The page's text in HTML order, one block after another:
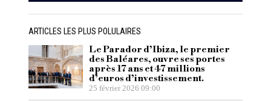
ARTICLES LES PLUS POLULAIRES
Le Parador d’Ibiza, le premier
des Baléares, ouvre ses portes
après 17 ans et 47 millions
d’euros d’investissement.
25 février 2026 09:00